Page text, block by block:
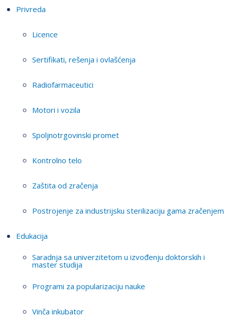
Privreda
Licence
Sertifikati, rešenja i ovlašćenja
Radiofarmaceutici
Motori i vozila
Spoljnotrgovinski promet
Kontrolno telo
Zaštita od zračenja
Postrojenje za industrijsku sterilizaciju gama zračenjem
Edukacija
Saradnja sa univerzitetom u izvođenju doktorskih i
master studija
Programi za popularizaciju nauke
Vinča inkubator